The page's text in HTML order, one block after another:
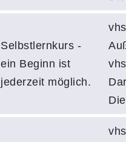
Selbstlernkurs -
ein Beginn ist
jederzeit möglich.
vhs